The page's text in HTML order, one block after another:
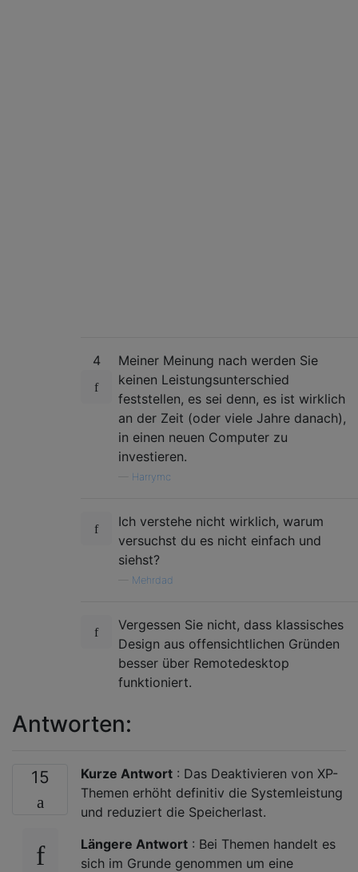
4
Meiner Meinung nach werden Sie
keinen Leistungsunterschied
feststellen, es sei denn, es ist wirklich
an der Zeit (oder viele Jahre danach),
in einen neuen Computer zu
investieren.
Harrymc
Ich verstehe nicht wirklich, warum
versuchst du es nicht einfach und
siehst?
Mehrdad
Vergessen Sie nicht, dass klassisches
Design aus offensichtlichen Gründen
besser über Remotedesktop
funktioniert.
Antworten:
15 Kurze Antwort : Das Deaktivieren von XP-
Themen erhöht definitiv die Systemleistung
und reduziert die Speicherlast.
Längere Antwort : Bei Themen handelt es
sich im Grunde genommen um eine